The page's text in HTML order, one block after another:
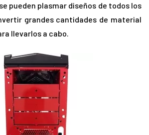
pueden plasmar diseños de todos los
grandes cantidades de material
llevarlos a cabo.